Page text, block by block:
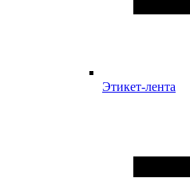
Этикет-лента